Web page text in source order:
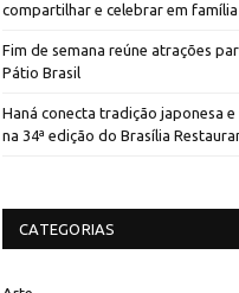
compartilhar e celebrar em família
Fim de semana reúne atrações
Pátio Brasil
Haná conecta tradição japonesa
na 34ª edição do Brasília
CATEGORIAS